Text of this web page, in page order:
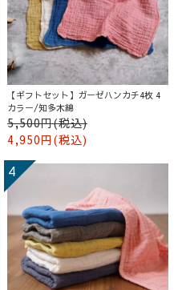
【ギフトセット】ガーゼハンカチ4枚 4
カラー/知多木綿
5,500円(税込)
4,950円(税込)